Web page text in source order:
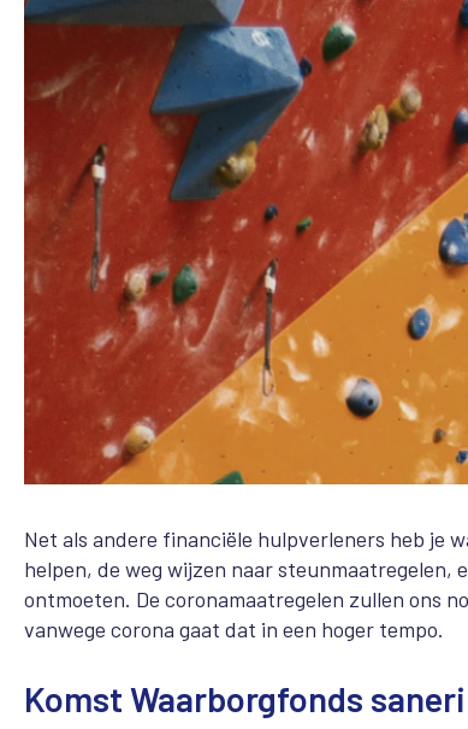
Net als andere financiële hulpverleners heb je
helpen, de weg wijzen naar
ontmoeten. De coronamaatregelen zullen ons
vanwege corona gaat dat in een hoger tempo.
Komst Waarborgfonds